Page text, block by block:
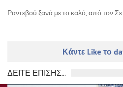
Ραντεβού ξανά με το καλό, από τον
Κάντε Like το
ΔΕΙΤΕ ΕΠΙΣΗΣ...